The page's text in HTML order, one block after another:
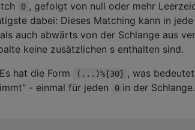
0 , gefolgt von null oder mehr
dabei: Dieses Matching kann in
auch abwärts von der Schlange aus
keine zusätzlichen s enthalten sind.
hat die Form (...)%{30} , was
- einmal für jeden
0 in der